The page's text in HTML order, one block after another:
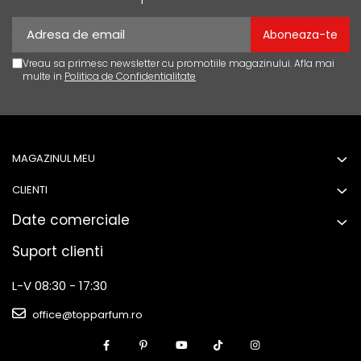
Vreau sa primesc newsletter cu promotiile magazinului. Afla mai
multe in Politica de Confidentialitate
MAGAZINUL MEU
CLIENTI
Date comerciale
Suport clienti
L-V 08:30 - 17:30
office@topparfum.ro